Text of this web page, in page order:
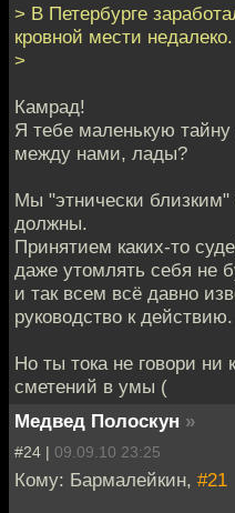
> В Петербурге
кровной мести недалеко.
>
Камрад!
Я тебе маленькую
между нами, лады?
Мы "этнически
должны.
Принятием каких-то
даже утомлять себя не
и так всем всё давно
руководство к действию.
Но ты тока не говори ни
сметений в умы (
Медвед Полоскун »
#24 | 09.09.10 23:25
Кому: Бармалейкин, #21